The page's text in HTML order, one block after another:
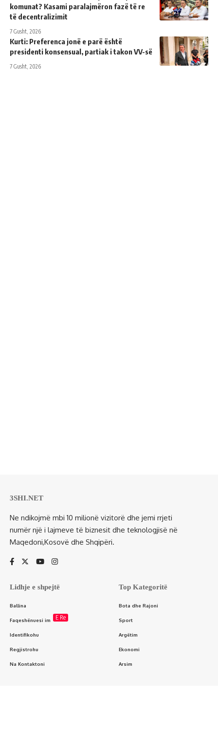
komunat? Kasami paralajmëron fazë të re
të decentralizimit
7 Gusht, 2026
Kurti: Preferenca jonë e parë është
presidenti konsensual, partiak i takon VV-së
7 Gusht, 2026
3SHI.NET
Ne ndikojmë mbi 10 milionë vizitorë dhe jemi rrjeti
numër një i lajmeve të biznesit dhe teknologjisë në
Maqedoni,Kosovë dhe Shqipëri.
Lidhje e shpejtë
Ballina
Faqeshënuesi im E Re
Identifikohu
Regjistrohu
Na Kontaktoni
Top Kategoritë
Bota dhe Rajoni
Sport
Argëtim
Ekonomi
Arsim